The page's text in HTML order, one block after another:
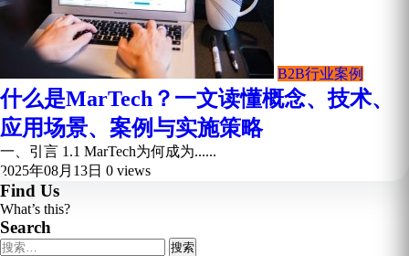
B2B行业案例
什么是MarTech？一文读懂概念、技术、
应用场景、案例与实施策略
一、引言 1.1 MarTech为何成为......
2025年08月13日 0 views
Find Us
What’s this?
Search
搜